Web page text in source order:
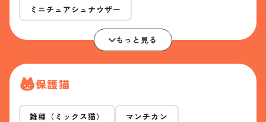
ミニチュアシュナウザー
もっと見る
保護猫
雑種（ミックス猫） マンチカン